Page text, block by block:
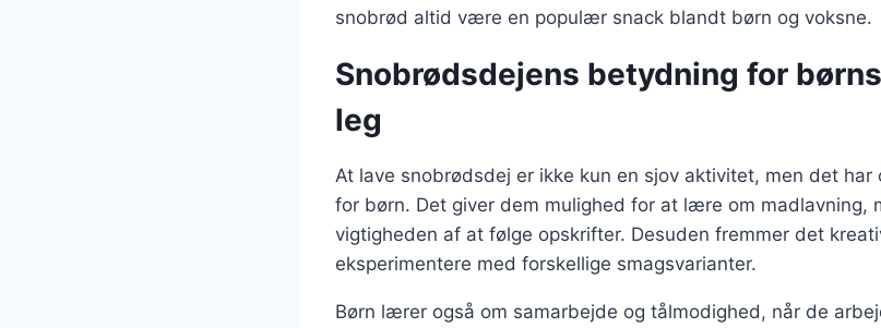
snobrød altid være en populær snack blandt børn og voksne.
Snobrødsdejens betydning for
leg
At lave snobrødsdej er ikke kun en sjov aktivitet, men det
for børn. Det giver dem mulighed for at lære om madlavning,
vigtigheden af at følge opskrifter. Desuden fremmer det
eksperimentere med forskellige smagsvarianter.
Børn lærer også om samarbejde og tålmodighed, når de